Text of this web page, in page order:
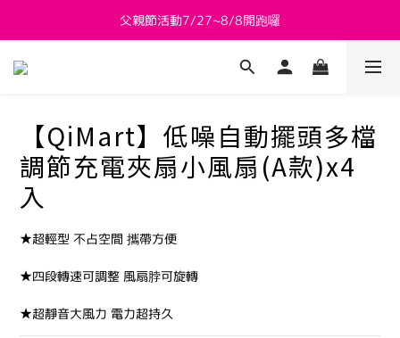
新會員送 $800購物金
新會員送 $800購物金
【QiMart】低噪自動擺頭多檔
調節充電夾扇小風扇(A款)x4
入
★超輕型 不占空間 攜帶方便
★四段轉速可調整 風扇脖可旋轉
★超靜音大風力 電力超持久